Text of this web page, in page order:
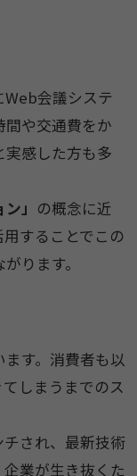
会議システ
や交通費をか
実感した方も多
」 の概念に近
することでこの
ります。
す。消費者も以
しまうまでのス
され、最新技術
業が生き抜くた